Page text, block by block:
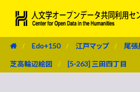
Edo+150 江戸マップ 尾張
芝高輪辺絵図 [5-263] 三田四丁目